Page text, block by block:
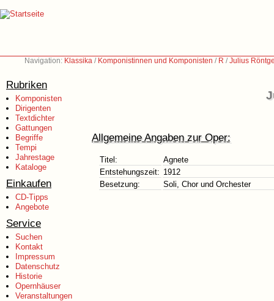
Navigation: Klassika / Komponistinnen und Komponisten / R /Julius
Rubriken
Komponisten
Dirigenten
Textdichter
Gattungen
Begriffe
Tempi
Jahrestage
Kataloge
Einkaufen
CD-Tipps
Angebote
Service
Suchen
Kontakt
Impressum
Datenschutz
Historie
Opernhäuser
Veranstaltungen
Allgemeine Angaben zur Oper:
Titel:
Agnete
Entstehungszeit: 1912
Besetzung:
Soli, Chor und Orchester